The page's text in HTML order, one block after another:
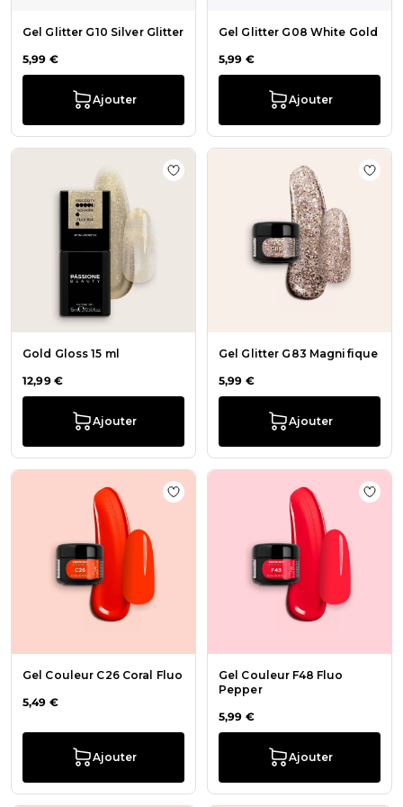
Gel Glitter G10 Silver Glitter
5,99 €
Ajouter
Gel Glitter G08 White Gold
5,99 €
Ajouter
Gold Gloss 15 ml
12,99 €
Ajouter
Ajouter à la liste de souhaits Gold
Gel Glitter G83 Magnifique
5,99 €
Ajouter
Gel Couleur C26 Coral Fluo
5,49 €
Ajouter
Ajouter à la liste de souhaits Gel
Gel Couleur F48 Fluo
Pepper
5,99 €
Ajouter